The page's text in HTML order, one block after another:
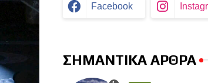
Facebook
ΣΗΜΑΝΤΙΚΑ ΑΡΘΡΑ